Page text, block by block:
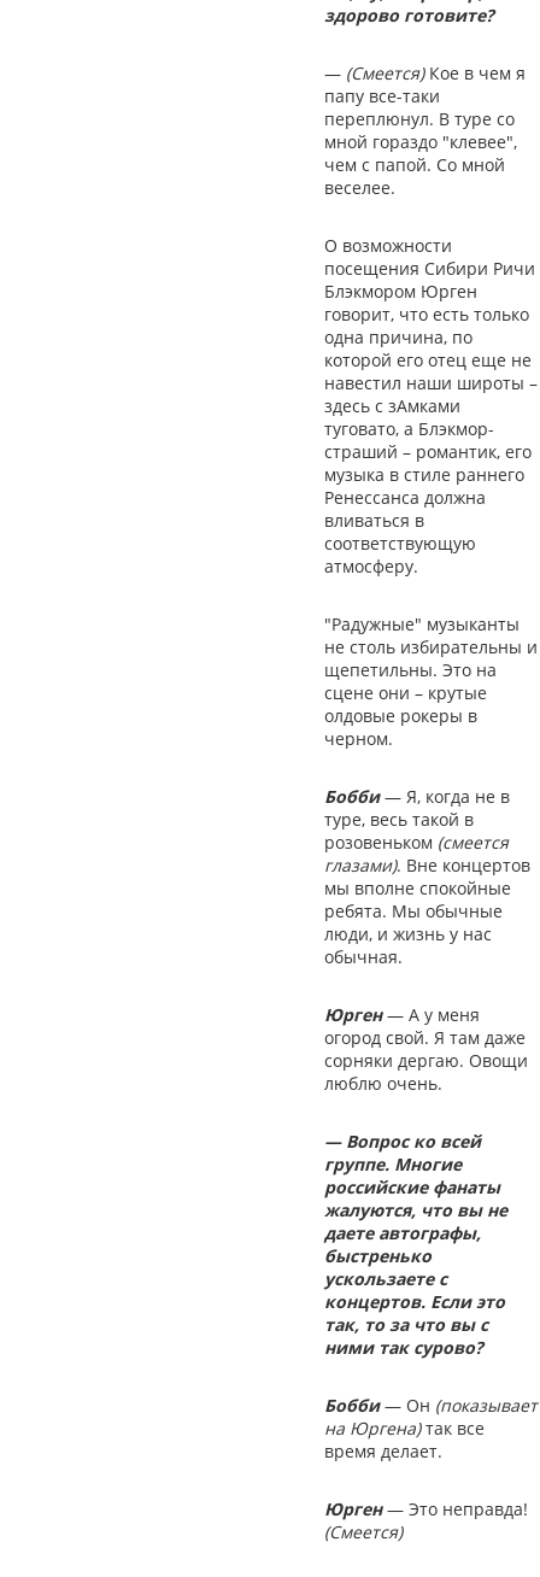
здорово готовите?
— (Смеется)Кое в чем я
папу все-таки
переплюнул. В туре со
мной гораздо "клевее",
чем с папой. Со мной
веселее.
О возможности
посещения Сибири Ричи
Блэкмором Юрген
говорит, что есть только
одна причина, по
которой его отец еще не
навестил наши широты –
здесь с зАмками
туговато, а Блэкмор-
страший – романтик, его
музыка в стиле раннего
Ренессанса должна
вливаться в
соответствующую
атмосферу.
"Радужные" музыканты
не столь избирательны и
щепетильны. Это на
сцене они – крутые
олдовые рокеры в
черном.
Бобби— Я, когда не в
туре, весь такой в
розовеньком (смеется
глазами). Вне концертов
мы вполне спокойные
ребята. Мы обычные
люди, и жизнь у нас
обычная.
Юрген— А у меня
огород свой. Я там даже
сорняки дергаю. Овощи
люблю очень.
— Вопрос ко всей
группе. Многие
российские фанаты
жалуются, что вы не
даете автографы,
быстренько
ускользаете с
концертов. Если это
так, то за что вы с
ними так сурово?
Бобби— Он (показывает
на Юргена)так все
время делает.
Юрген— Это неправда!
(Смеется)